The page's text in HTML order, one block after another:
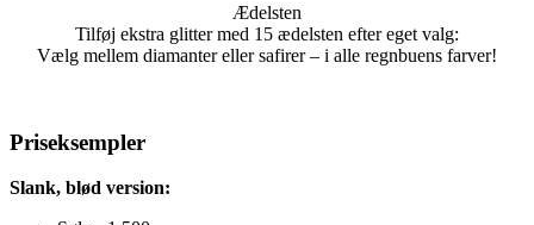
Ædelsten
Tilføj ekstra glitter med 15 ædelsten efter eget valg:
Vælg mellem diamanter eller safirer – i alle regnbuens farver!
Priseksempler
Slank, blød version: